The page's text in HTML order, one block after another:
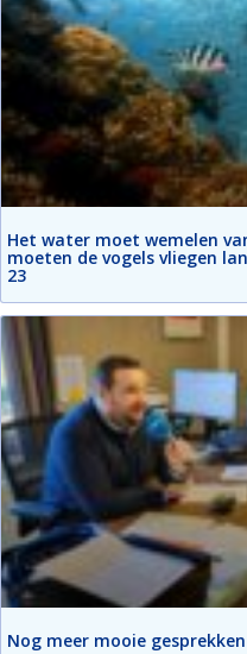
Het water moet wemelen
moeten de vogels vliegen
23
Nog meer mooie